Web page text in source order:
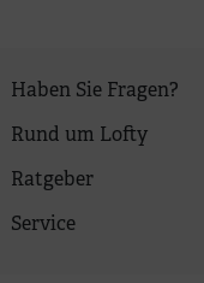
Haben Sie Fragen?
Rund um Lofty
Ratgeber
Service